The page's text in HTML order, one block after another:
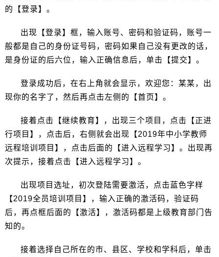
的【登录】。
出现【登录】框，输入账号、密码和验证码，账号一
般都是自己的身份证号码，密码如果自己没有更改的话，
是身份证的后六位，输入正确信息后，单击【提交】。
登录成功后，在右上角就会显示，欢迎您：某某，出
现你的名字了，然后再点击左侧的【首页】。
接着点击【继续教育】，出现三个项目，点击【正进
行项目】，点击后，右侧就会出现【2019年中小学教师
远程培训项目】，点击后面的【进入远程学习】。出现再
次提示，接着点击【进入远程学习】。
出现项目选址，初次登陆需要激活，点击蓝色字样
【2019全员培训项目】，输入正确的激活码，验证码
后，再点框后面的【激活】，激活码都是上级教育部门告
知的。
接着选择自己所在的市、县区、学校和学科后，单击